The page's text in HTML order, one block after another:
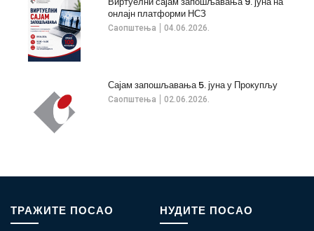
Саопштења 04.06.2026.
онлајн платформи НСЗ
Саопштења 02.06.2026.
Сајам запошљавања 5. јуна у Прокупљу
ТРАЖИТЕ ПОСАО НУДИТЕ ПОСАО